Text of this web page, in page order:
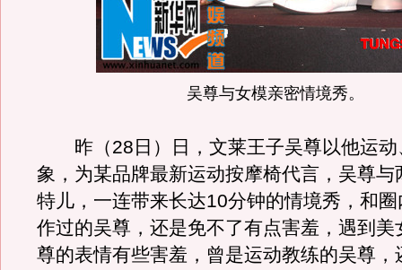
吴尊与女模亲密情境秀。
昨（28日）日，文莱王子吴尊以他运动
象，为某品牌最新运动按摩椅代言，吴尊与
特儿，一连带来长达10分钟的情境秀，和
作过的吴尊，还是免不了有点害羞，遇到美
尊的表情有些害羞，曾是运动教练的吴尊，